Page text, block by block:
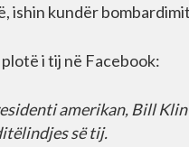
ishin kundër
plotë i tij në Facebook:
amerikan, Bill
së tij.